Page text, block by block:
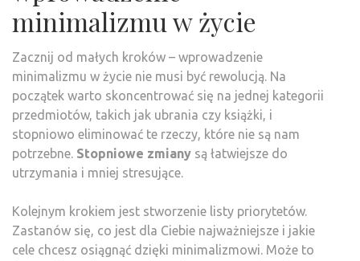
minimalizmu w życie
Zacznij od małych kroków – wprowadzenie
minimalizmu w życie nie musi być rewolucją. Na
początek warto skoncentrować się na jednej kategorii
przedmiotów, takich jak ubrania czy książki, i
stopniowo eliminować te rzeczy, które nie są nam
potrzebne. Stopniowe zmiany są łatwiejsze do
utrzymania i mniej stresujące.
Kolejnym krokiem jest stworzenie listy priorytetów.
Zastanów się, co jest dla Ciebie najważniejsze i jakie
cele chcesz osiągnąć dzięki minimalizmowi. Może to